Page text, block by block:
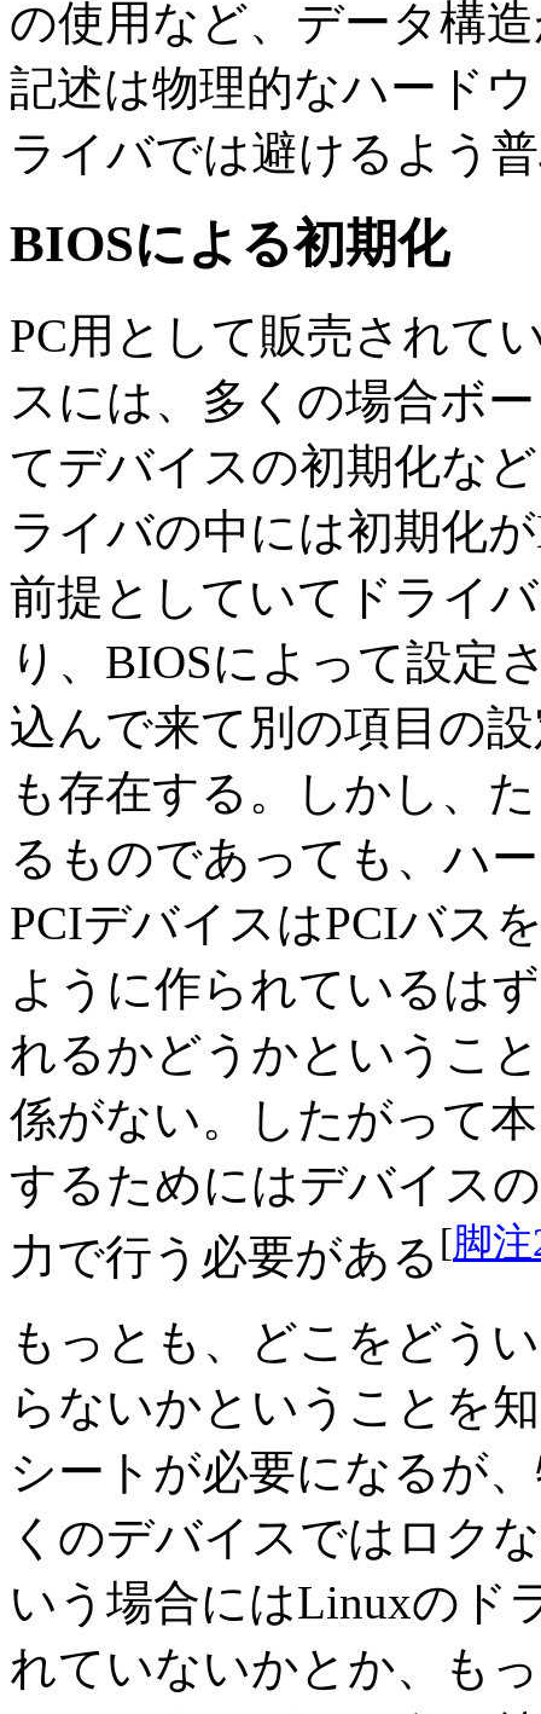
の使用など、データ構
記述は物理的なハード
ライバでは避けるよう
BIOSによる初期化
PC用として販売されて
スには、多くの場合ボ
てデバイスの初期化な
ライバの中には初期化
前提としていてドライ
り、BIOSによって設定
込んで来て別の項目の
も存在する。しかし、
るものであっても、ハ
PCIデバイスはPCIバス
ように作られているは
れるかどうかというこ
係がない。したがって
するためにはデバイス
力で行う必要がある [脚注
もっとも、どこをどう
らないかということを
シートが必要になるが
くのデバイスではロク
いう場合にはLinuxのド
れていないかとか、も